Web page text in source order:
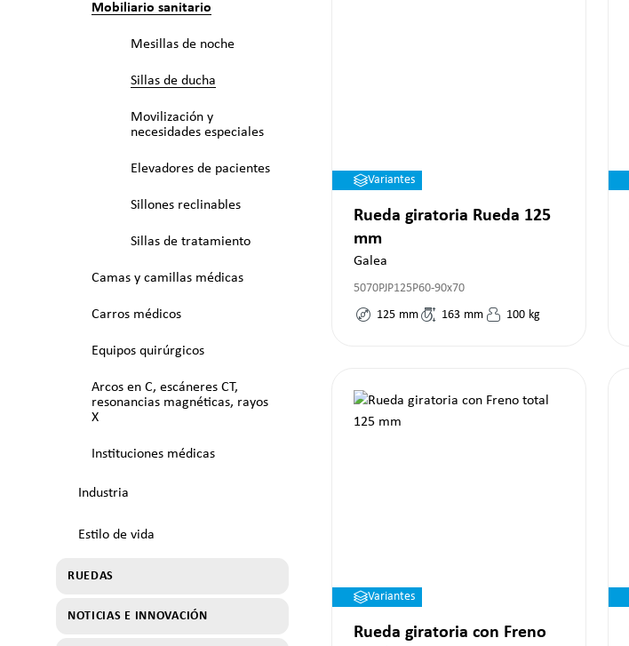
Mobiliario sanitario
Mesillas de noche
Sillas de ducha
Movilización y
necesidades especiales
Elevadores de pacientes
Sillones reclinables
Sillas de tratamiento
Camas y camillas médicas
Carros médicos
Equipos quirúrgicos
Arcos en C, escáneres CT,
resonancias magnéticas, rayos
X
Instituciones médicas
Industria
Estilo de vida
RUEDAS
NOTICIAS E INNOVACIÓN
Variantes
Rueda giratoria Rueda 125
mm
Galea
5070PJP125P60-90x70
125 mm 163 mm 100 kg
Variantes
Rueda giratoria con Freno